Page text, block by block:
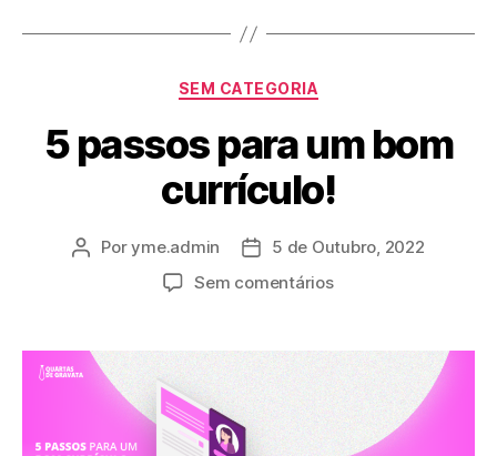
SEM CATEGORIA
5 passos para um bom
currículo!
Poryme.admin
5 de Outubro, 2022
Sem comentários